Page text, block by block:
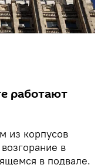
работают
из корпусов
в
в подвале.